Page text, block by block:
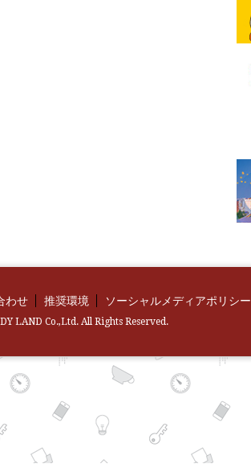
わせ 推奨環境 ソーシャルメディアポリシー
LAND Co.,Ltd. All Rights Reserved.